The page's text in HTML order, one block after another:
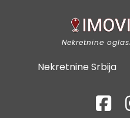
Nekretnine
Nekretnine Srbija